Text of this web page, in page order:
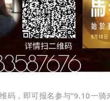
码，即可报名参与“9.10一